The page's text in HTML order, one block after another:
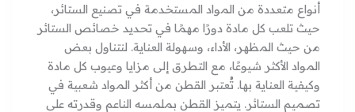
أنواع متعددة من المواد المستخدمة في تصنيع الستائر،
حيث تلعب كل مادة دورًا مهمًا في تحديد خصائص الستائر
من حيث المظهر، الأداء، وسهولة العناية. لنتناول بعض
المواد الأكثر شيوعًا، مع التطرق إلى مزايا وعيوب كل مادة
وكيفية العناية بها. تُعتبر القطن من أكثر المواد شعبية في
تصميم الستائر. يتميز القطن بملمسه الناعم وقدرته على